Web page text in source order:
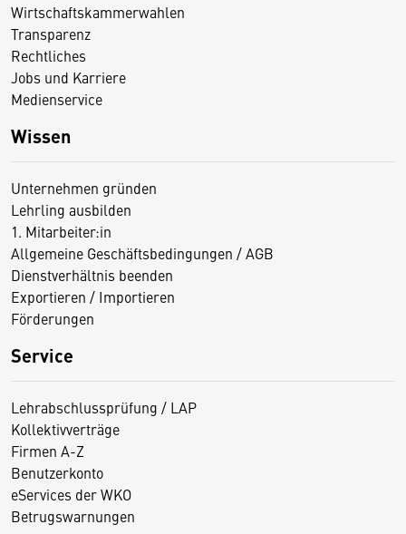
Wirtschaftskammerwahlen
Transparenz
Rechtliches
Jobs und Karriere
Medienservice
Wissen
Unternehmen gründen
Lehrling ausbilden
1. Mitarbeiter:in
Allgemeine Geschäftsbedingungen / AGB
Dienstverhältnis beenden
Exportieren / Importieren
Förderungen
Service
Lehrabschlussprüfung / LAP
Kollektivverträge
Firmen A-Z
Benutzerkonto
eServices der WKO
Betrugswarnungen